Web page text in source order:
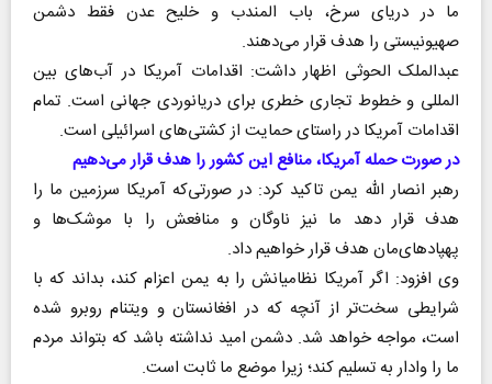
ما در دریای سرخ، باب المندب و خلیح عدن فقط دشمن
صهیونیستی را هدف قرار می‌دهند.
عبدالملک الحوثی اظهار داشت: اقدامات آمریکا در آب‌های بین
المللی و خطوط تجاری خطری برای دریانوردی جهانی است. تمام
اقدامات آمریکا در راستای حمایت از کشتی‌های اسرائیلی است.
در صورت حمله آمریکا، منافع این کشور را هدف قرار می‌دهیم
رهبر انصار الله یمن تاکید کرد: در صورتی‌که آمریکا سرزمین ما را
هدف قرار دهد ما نیز ناوگان و منافعش را با موشک‌ها و
پهپادهای‌مان هدف قرار خواهیم داد.
وی افزود: اگر آمریکا نظامیانش را به یمن اعزام کند، بداند که با
شرایطی سخت‌تر از آنچه که در افغانستان و ویتنام روبرو شده
است، مواجه خواهد شد. دشمن امید نداشته باشد که بتواند مردم
ما را وادار به تسلیم کند؛ زیرا موضع ما ثابت است.